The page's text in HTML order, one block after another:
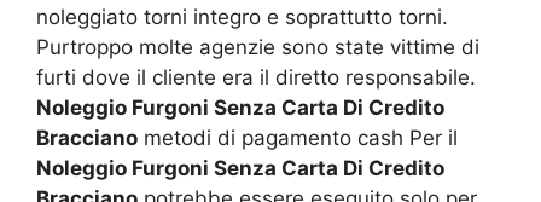
noleggiato torni integro e soprattutto torni.
Purtroppo molte agenzie sono state vittime di
furti dove il cliente era il diretto responsabile.
Noleggio Furgoni Senza Carta Di Credito
Bracciano metodi di pagamento cash Per il
Noleggio Furgoni Senza Carta Di Credito